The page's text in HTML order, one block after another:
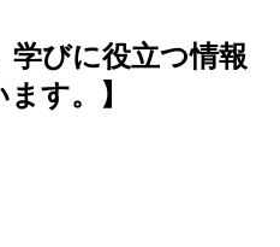
学びに役立つ情報
す。】